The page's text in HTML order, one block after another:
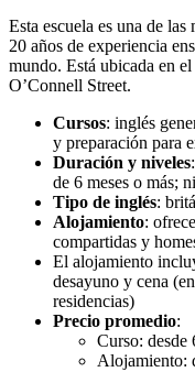
Esta escuela es una de
20 años de experiencia
mundo. Está ubicada en
O’Connell Street.
Cursos: inglés
y preparación para
Duración y niveles
de 6 meses o más;
Tipo de inglés:
Alojamiento:
compartidas y
El alojamiento
desayuno y cena
residencias)
Precio promedio:
Curso: desde
Alojamiento: